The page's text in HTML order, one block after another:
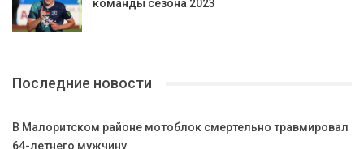
команды сезона 2023
Последние новости
В Малоритском районе мотоблок смертельно травмировал
64-летнего мужчину